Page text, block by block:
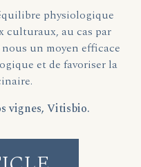
physiologique
culturaux, au cas par
un moyen efficace
et de favoriser la
vignes, Vitisbio.